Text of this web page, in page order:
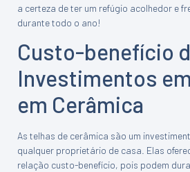
a certeza de ter um refúgio acolhedor e
durante todo o ano!
Custo-benefício
Investimentos
em Cerâmica
As telhas de cerâmica são um
qualquer proprietário de casa. Elas
relação custo-benefício, pois podem